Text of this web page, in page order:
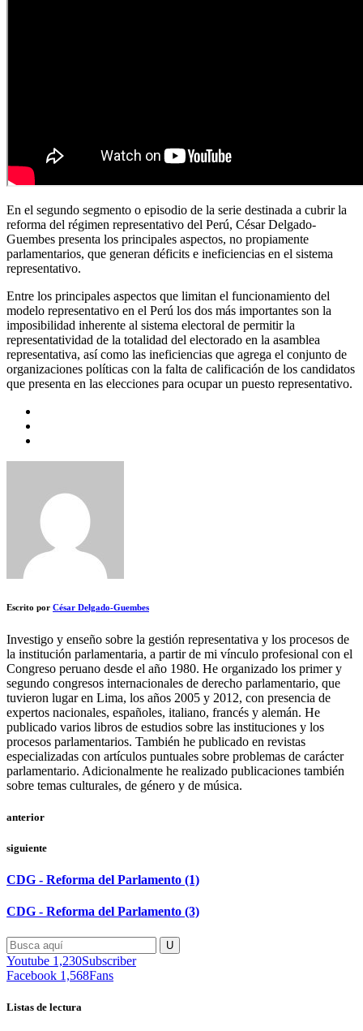
En el segundo segmento o episodio de la serie destinada a cubrir la
reforma del régimen representativo del Perú, César Delgado-
Guembes presenta los principales aspectos, no propiamente
parlamentarios, que generan déficits e ineficiencias en el sistema
representativo.
Entre los principales aspectos que limitan el funcionamiento del
modelo representativo en el Perú los dos más importantes son la
imposibilidad inherente al sistema electoral de permitir la
representatividad de la totalidad del electorado en la asamblea
representativa, así como las ineficiencias que agrega el conjunto de
organizaciones políticas con la falta de calificación de los candidatos
que presenta en las elecciones para ocupar un puesto representativo.
Escrito por César Delgado-Guembes
Investigo y enseño sobre la gestión representativa y los procesos de
la institución parlamentaria, a partir de mi vínculo profesional con el
Congreso peruano desde el año 1980. He organizado los primer y
segundo congresos internacionales de derecho parlamentario, que
tuvieron lugar en Lima, los años 2005 y 2012, con presencia de
expertos nacionales, españoles, italiano, francés y alemán. He
publicado varios libros de estudios sobre las instituciones y los
procesos parlamentarios. También he publicado en revistas
especializadas con artículos puntuales sobre problemas de carácter
parlamentario. Adicionalmente he realizado publicaciones también
sobre temas culturales, de género y de música.
anterior
siguiente
CDG - Reforma del Parlamento (1)
CDG - Reforma del Parlamento (3)
Youtube 1,230Subscriber
Facebook 1,568Fans
Listas de lectura